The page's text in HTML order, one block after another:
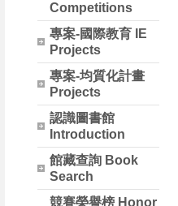
Competitions
專案-國際教育 IE
Projects
專案-均質化計畫
Projects
認識圖書館
Introduction
館藏查詢 Book
Search
競賽榮譽榜 Honor